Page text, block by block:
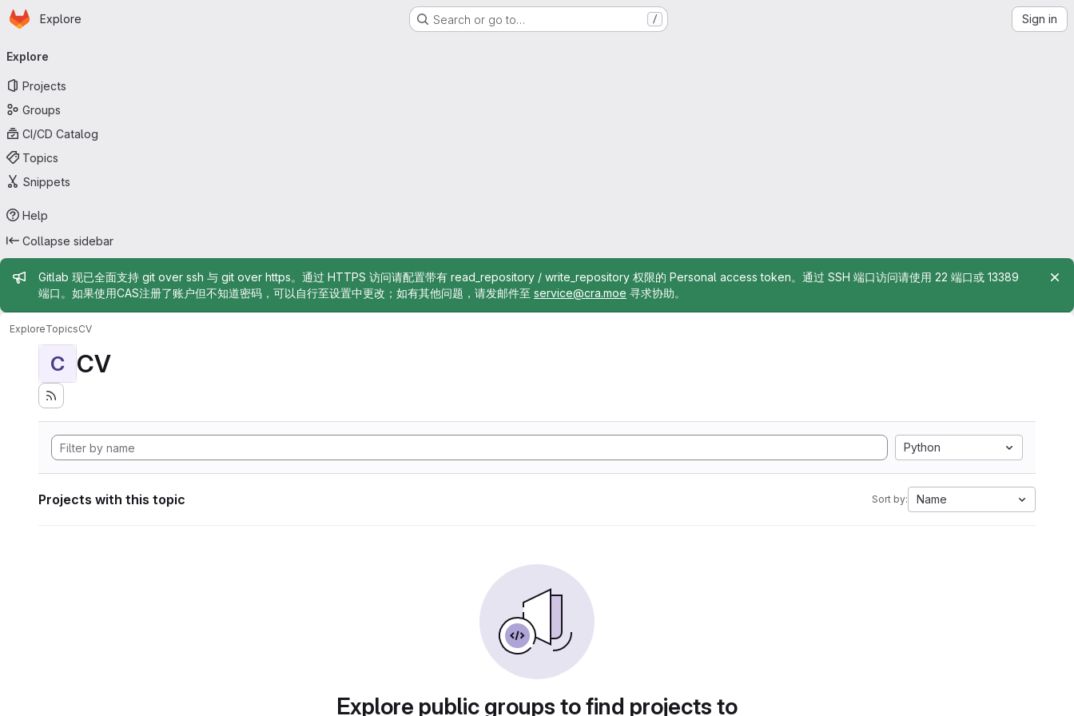
Skip to main content
Homepage
Explore Search or go to… / Sign in
navigation
Explore
Projects
Groups
CI/CD Catalog
Topics
Snippets
Help
Collapse sidebar
Admin message
Gitlab 现已全面支持 git over ssh 与 git over https。通过 HTTPS 访问请配置带有 read_repository / write_repository 权限的 Personal access token。通过 SSH 端口访问请使用 22 端口或 13389
端口。如果使用CAS注册了账户但不知道密码，可以自行至设置中更改；如有其他问题，请发邮件至 service@cra.moe 寻求协助。
ExploreTopicsCV
C CV
Python
Projects with this topic Sort by: Name
Explore public groups to find projects to